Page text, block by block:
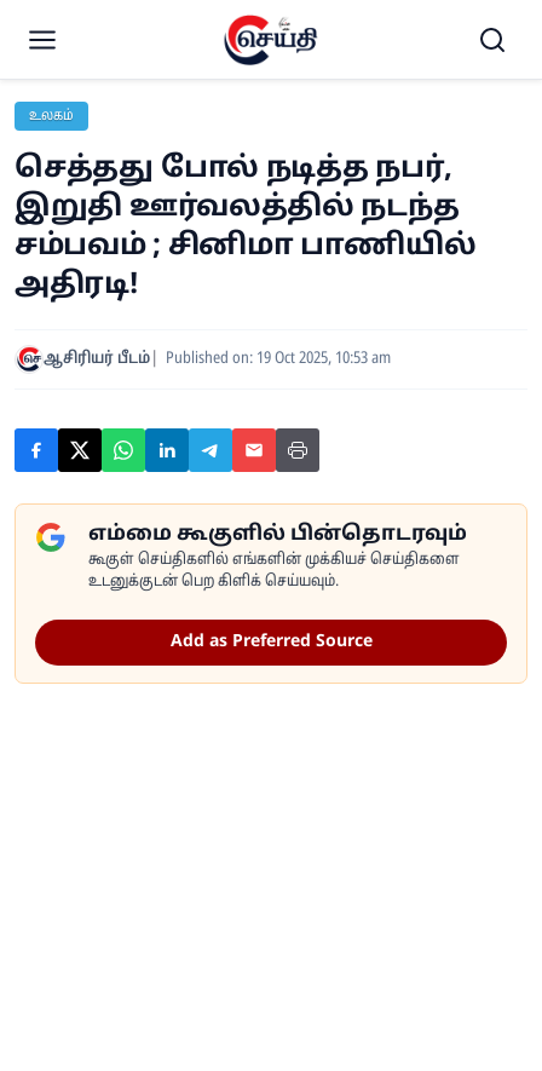
உலகம்
செத்தது போல் நடித்த நபர்,
இறுதி ஊர்வலத்தில் நடந்த
சம்பவம் ; சினிமா பாணியில்
அதிரடி!
ஆசிரியர் பீடம் Published on: 19 Oct 2025, 10:53 am
எம்மை கூகுளில் பின்தொடரவும்
கூகுள் செய்திகளில் எங்களின் முக்கியச் செய்திகளை
உடனுக்குடன் பெற கிளிக் செய்யவும்.
Add as Preferred Source